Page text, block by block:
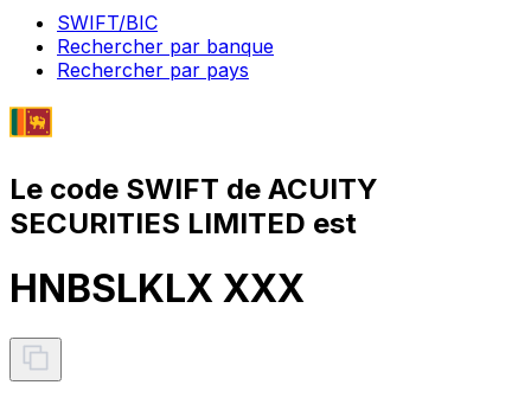
SWIFT/BIC
Rechercher par banque
Rechercher par pays
Le code SWIFT de ACUITY
SECURITIES LIMITED est
HNBSLKLX XXX